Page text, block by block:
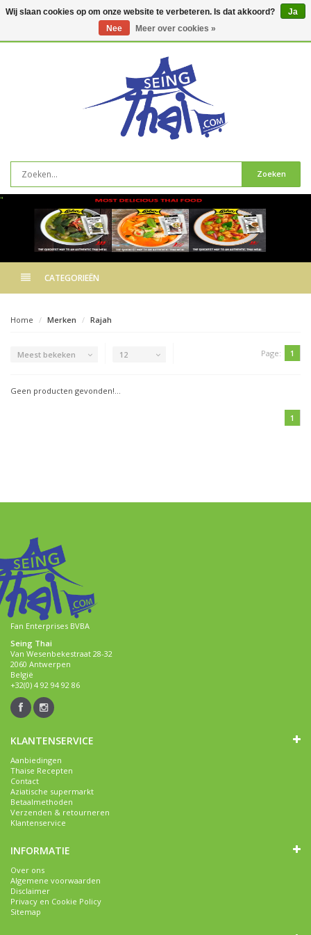
Zoeken
"
CATEGORIEËN
Home Merken Rajah
Meest bekeken 12 Page: 1
Geen producten gevonden!...
1
Fan Enterprises BVBA
Seing Thai
Van Wesenbekestraat 28-32
2060 Antwerpen
België
+32(0) 4 92 94 92 86
KLANTENSERVICE
Aanbiedingen
Thaise Recepten
Contact
Aziatische supermarkt
Betaalmethoden
Verzenden & retourneren
Klantenservice
INFORMATIE
Over ons
Algemene voorwaarden
Disclaimer
Privacy en Cookie Policy
Sitemap
Wij slaan cookies op om onze website te verbeteren. Is dat akkoord?
Ja
Nee
Meer over cookies »